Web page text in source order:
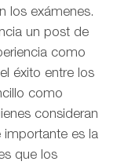
los exámenes.
un post de
como
éxito entre los
como
consideran
importante es la
que los